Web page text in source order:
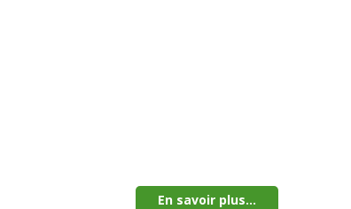
En savoir plus...